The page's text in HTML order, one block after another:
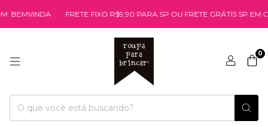
FRETE FIXO R$9,90 PARA SP OU FRETE GRÁTIS SP EM
0